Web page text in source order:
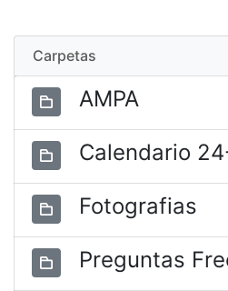
Carpetas
AMPA
Calendario
Fotografias
Preguntas